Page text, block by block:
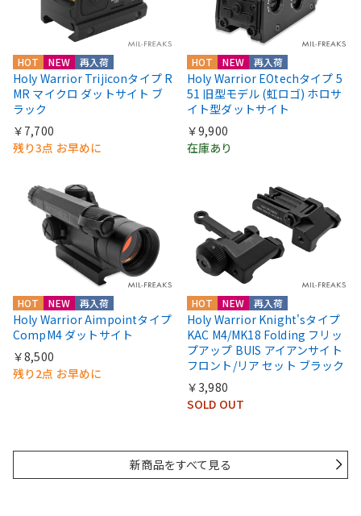
HOT NEW 再入荷
Holy Warrior Trijiconタイプ R
MR マイクロ ダットサイト ブ
ラック
￥7,700
残り3点 お早めに
HOT NEW 再入荷
Holy Warrior EOtechタイプ 5
51 旧型モデル (虹ロゴ) ホロサ
イト型ダットサイト
￥9,900
在庫あり
HOT NEW 再入荷
Holy Warrior Aimpointタイプ
CompM4 ダットサイト
￥8,500
残り2点 お早めに
HOT NEW 再入荷
Holy Warrior Knight'sタイプ
KAC M4/MK18 Folding フリッ
プアップ BUIS アイアンサイト
フロント/リア セット ブラック
￥3,980
SOLD OUT
新商品をすべて見る